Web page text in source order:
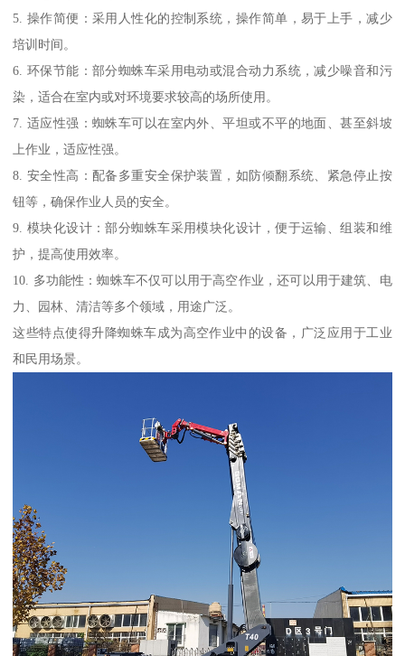
5. 操作简便：采用人性化的控制系统，操作简单，易于上手，减少
培训时间。
6. 环保节能：部分蜘蛛车采用电动或混合动力系统，减少噪音和污
染，适合在室内或对环境要求较高的场所使用。
7. 适应性强：蜘蛛车可以在室内外、平坦或不平的地面、甚至斜坡
上作业，适应性强。
8. 安全性高：配备多重安全保护装置，如防倾翻系统、紧急停止按
钮等，确保作业人员的安全。
9. 模块化设计：部分蜘蛛车采用模块化设计，便于运输、组装和维
护，提高使用效率。
10. 多功能性：蜘蛛车不仅可以用于高空作业，还可以用于建筑、电
力、园林、清洁等多个领域，用途广泛。
这些特点使得升降蜘蛛车成为高空作业中的设备，广泛应用于工业
和民用场景。